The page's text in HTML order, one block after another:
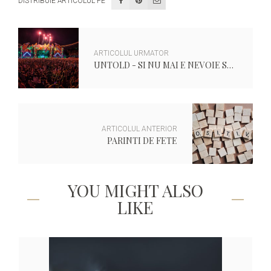
ARTICOLUL URMATOR
UNTOLD - SI NU MAI E NEVOIE SA SPUI "FESTIVAL"
ARTICOLUL ANTERIOR
PARINTI DE FETE
YOU MIGHT ALSO
LIKE